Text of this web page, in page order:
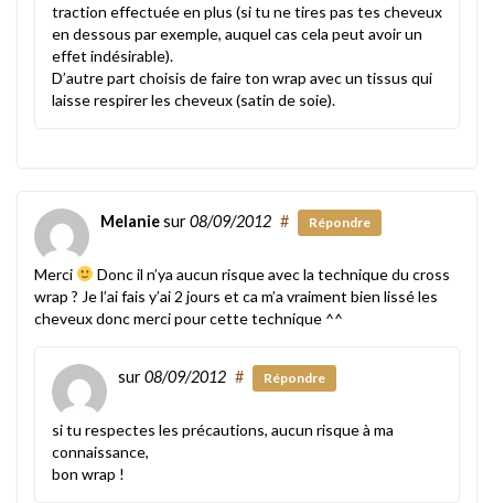
traction effectuée en plus (si tu ne tires pas tes cheveux
en dessous par exemple, auquel cas cela peut avoir un
effet indésirable).
D’autre part choisis de faire ton wrap avec un tissus qui
laisse respirer les cheveux (satin de soie).
Melaniesur08/09/2012 # Répondre
Merci
Donc il n’ya aucun risque avec la technique du cross
wrap ? Je l’ai fais y’ai 2 jours et ca m’a vraiment bien lissé les
cheveux donc merci pour cette technique ^^
sur08/09/2012 # Répondre
si tu respectes les précautions, aucun risque à ma
connaissance,
bon wrap !